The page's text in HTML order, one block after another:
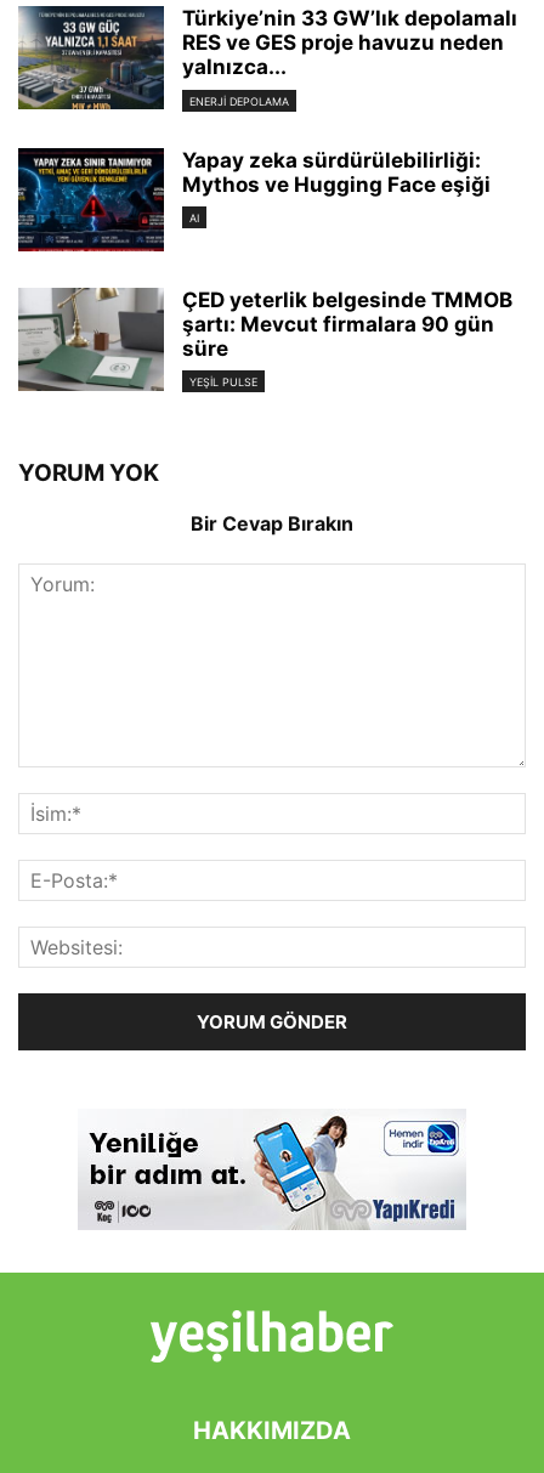
Türkiye’nin 33 GW’lık depolamalı
RES ve GES proje havuzu neden
yalnızca...
ENERJI DEPOLAMA
Yapay zeka sürdürülebilirliği:
Mythos ve Hugging Face eşiği
AI
ÇED yeterlik belgesinde TMMOB
şartı: Mevcut firmalara 90 gün
süre
YEŞIL PULSE
YORUM YOK
Bir Cevap Bırakın
HAKKIMIZDA